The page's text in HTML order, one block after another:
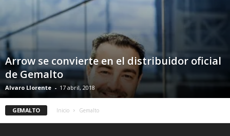
Arrow se convierte en el distribuidor oficial
de Gemalto
Alvaro Llorente - 17 abril, 2018
GEMALTO Inicio Gemalto